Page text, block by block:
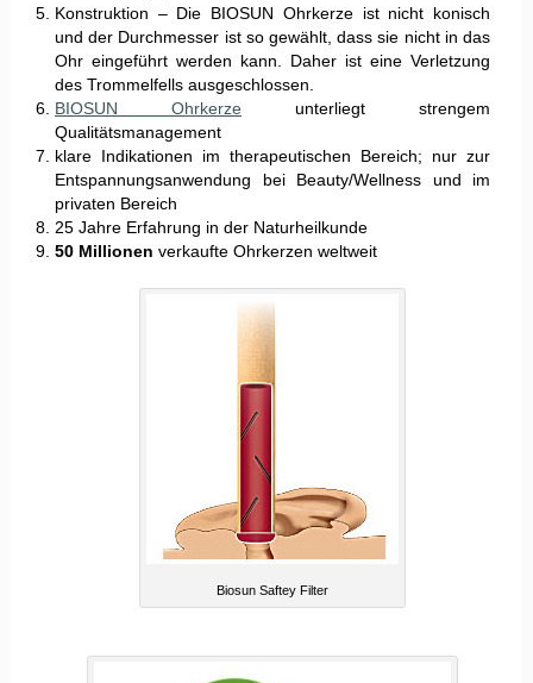
Konstruktion – Die BIOSUN Ohrkerze ist nicht konisch
und der Durchmesser ist so gewählt, dass sie nicht in das
Ohr eingeführt werden kann. Daher ist eine Verletzung
des Trommelfells ausgeschlossen.
BIOSUN Ohrkerze unterliegt strengem
Qualitätsmanagement
klare Indikationen im therapeutischen Bereich; nur zur
Entspannungsanwendung bei Beauty/Wellness und im
privaten Bereich
25 Jahre Erfahrung in der Naturheilkunde
50 Millionen verkaufte Ohrkerzen weltweit
Biosun Saftey Filter